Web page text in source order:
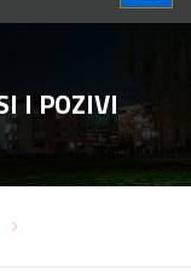
I POZIVI